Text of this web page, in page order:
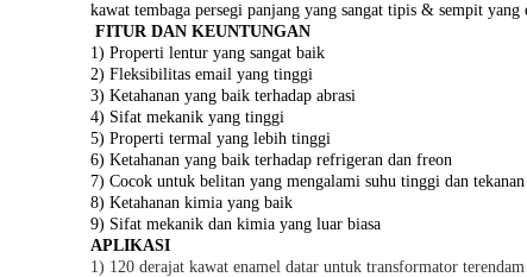
kawat tembaga persegi panjang yang sangat tipis & sempit
FITUR DAN KEUNTUNGAN
1) Properti lentur yang sangat baik
2) Fleksibilitas email yang tinggi
3) Ketahanan yang baik terhadap abrasi
4) Sifat mekanik yang tinggi
5) Properti termal yang lebih tinggi
6) Ketahanan yang baik terhadap refrigeran dan freon
7) Cocok untuk belitan yang mengalami suhu tinggi dan tekanan
8) Ketahanan kimia yang baik
9) Sifat mekanik dan kimia yang luar biasa
APLIKASI
1) 120 derajat kawat enamel datar untuk transformator